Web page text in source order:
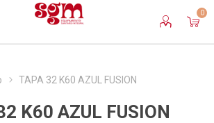
0
TAPA 32 K60 AZUL FUSION
K60 AZUL FUSION